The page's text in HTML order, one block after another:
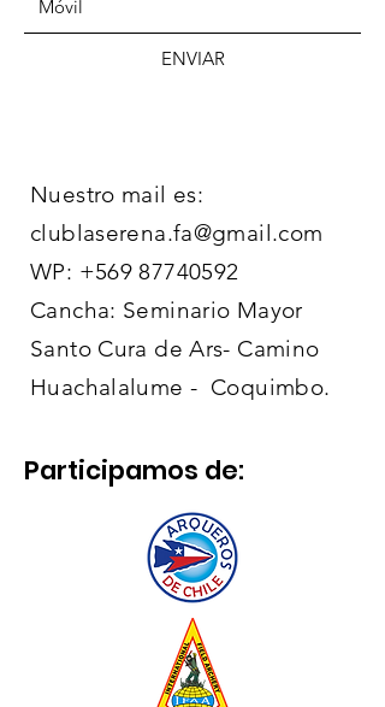
ENVIAR
Nuestro mail es:
clublaserena.fa@gmail.com
WP: +569 87740592
Cancha: Seminario Mayor
Santo Cura de Ars- Camino
Huachalalume - Coquimbo.
Participamos de: